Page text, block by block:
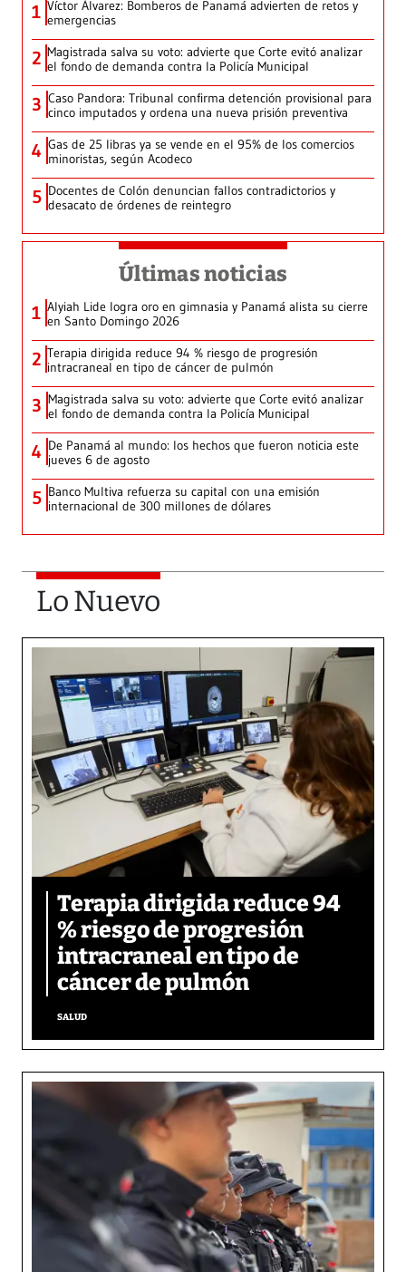
1 Víctor Álvarez: Bomberos de Panamá advierten de retos y
emergencias
2 Magistrada salva su voto: advierte que Corte evitó analizar
el fondo de demanda contra la Policía Municipal
3 Caso Pandora: Tribunal confirma detención provisional para
cinco imputados y ordena una nueva prisión preventiva
4 Gas de 25 libras ya se vende en el 95% de los comercios
minoristas, según Acodeco
5 Docentes de Colón denuncian fallos contradictorios y
desacato de órdenes de reintegro
Últimas noticias
1 Alyiah Lide logra oro en gimnasia y Panamá alista su cierre
en Santo Domingo 2026
2 Terapia dirigida reduce 94 % riesgo de progresión
intracraneal en tipo de cáncer de pulmón
3 Magistrada salva su voto: advierte que Corte evitó analizar
el fondo de demanda contra la Policía Municipal
4 De Panamá al mundo: los hechos que fueron noticia este
jueves 6 de agosto
5 Banco Multiva refuerza su capital con una emisión
internacional de 300 millones de dólares
Lo Nuevo
Terapia dirigida reduce 94
% riesgo de progresión
intracraneal en tipo de
cáncer de pulmón
SALUD